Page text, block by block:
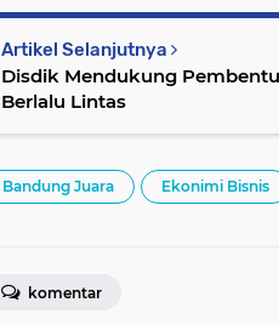
Artikel Selanjutnya
Disdik Mendukung
Berlalu Lintas
Bandung Juara Ekonimi Bisnis
komentar